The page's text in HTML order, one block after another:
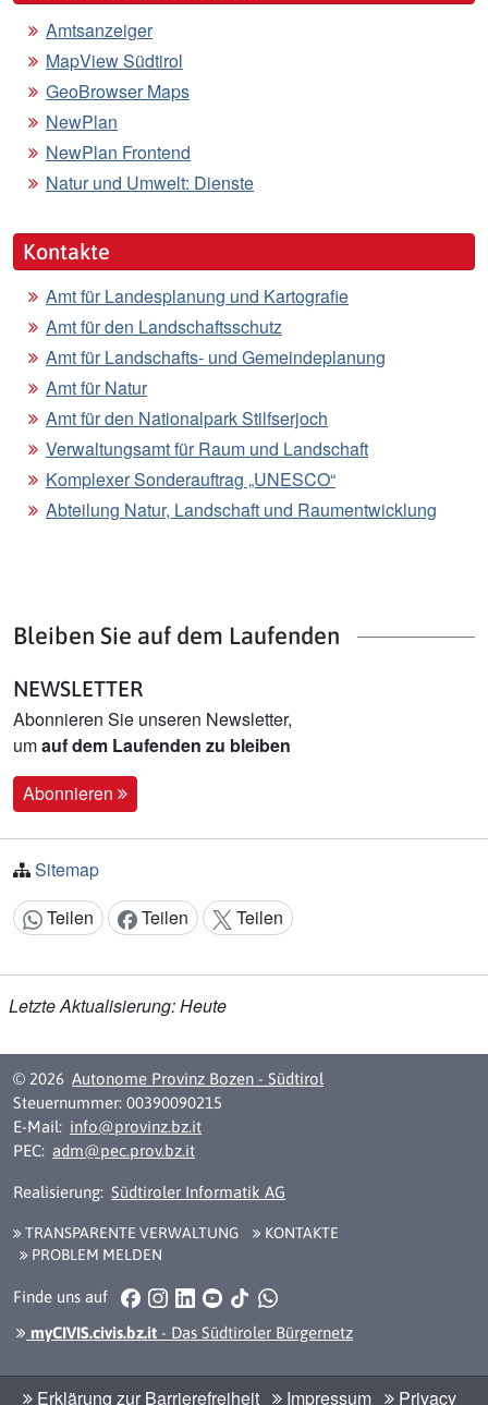
Amtsanzeiger
MapView Südtirol
GeoBrowser Maps
NewPlan
NewPlan Frontend
Natur und Umwelt: Dienste
Kontakte
Amt für Landesplanung und Kartografie
Amt für den Landschaftsschutz
Amt für Landschafts- und Gemeindeplanung
Amt für Natur
Amt für den Nationalpark Stilfserjoch
Verwaltungsamt für Raum und Landschaft
Komplexer Sonderauftrag „UNESCO“
Abteilung Natur, Landschaft und Raumentwicklung
Bleiben Sie auf dem Laufenden
NEWSLETTER
Abonnieren Sie unseren Newsletter,
umauf dem Laufenden zu bleiben
Abonnieren
Sitemap
Inhalt teilen:
Teilen Teilen Teilen
Letzte Aktualisierung: Heute
© 2026 Autonome Provinz Bozen - Südtirol
Steuernummer: 00390090215
E-Mail: info@provinz.bz.it
PEC: adm@pec.prov.bz.it
Realisierung: Südtiroler Informatik AG
TRANSPARENTE VERWALTUNG
KONTAKTE
PROBLEM MELDEN
Finde uns auf Facebook
Instagram
LinkedInYouTube
TikTokWhatsApp
myCIVIS.civis.bz.it - Das Südtiroler Bürgernetz
Erklärung zur Barrierefreiheit Impressum Privacy